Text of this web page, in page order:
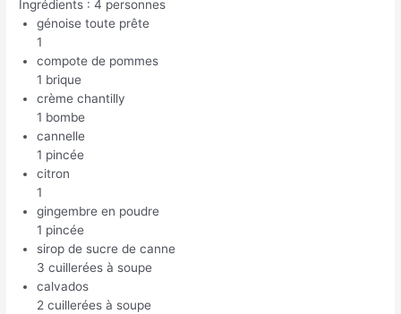
Ingrédients : 4 personnes
génoise toute prête
1
compote de pommes
1 brique
crème chantilly
1 bombe
cannelle
1 pincée
citron
1
gingembre en poudre
1 pincée
sirop de sucre de canne
3 cuillerées à soupe
calvados
2 cuillerées à soupe